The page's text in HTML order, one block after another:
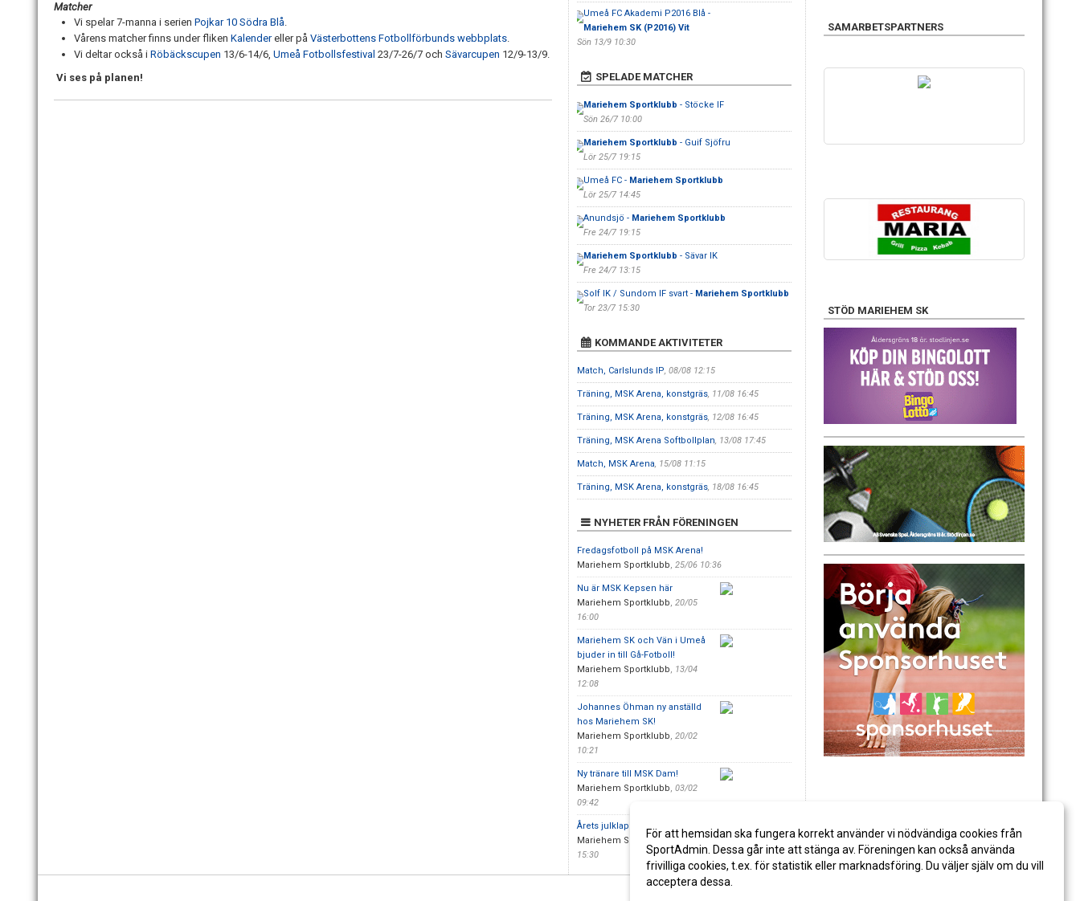
Matcher
Vi spelar 7-manna i serien Pojkar 10 Södra Blå.
Vårens matcher finns under fliken Kalendereller på Västerbottens Fotbollförbunds webbplats.
Vi deltar också i Röbäckscupen 13/6-14/6, Umeå Fotbollsfestival 23/7-26/7 och Sävarcupen 12/9-13/9.
Vi ses på planen!
Umeå FC Akademi P2016 Blå -
Mariehem SK (P2016) Vit
Sön 13/9 10:30
SPELADE MATCHER
Mariehem Sportklubb - Stöcke IF
Sön 26/7 10:00
Mariehem Sportklubb - Guif Sjöfru
Lör 25/7 19:15
Umeå FC - Mariehem Sportklubb
Lör 25/7 14:45
Anundsjö - Mariehem Sportklubb
Fre 24/7 19:15
Mariehem Sportklubb - Sävar IK
Fre 24/7 13:15
Solf IK / Sundom IF svart - Mariehem Sportklubb
Tor 23/7 15:30
KOMMANDE AKTIVITETER
Match, Carlslunds IP, 08/08 12:15
Träning, MSK Arena, konstgräs, 11/08 16:45
Träning, MSK Arena, konstgräs, 12/08 16:45
Träning, MSK Arena Softbollplan, 13/08 17:45
Match, MSK Arena, 15/08 11:15
Träning, MSK Arena, konstgräs, 18/08 16:45
NYHETER FRÅN FÖRENINGEN
Fredagsfotboll på MSK Arena!
Mariehem Sportklubb, 25/06 10:36
Nu är MSK Kepsen här
Mariehem Sportklubb, 20/05
16:00
Mariehem SK och Vän i Umeå
bjuder in till Gå-Fotboll!
Mariehem Sportklubb, 13/04
12:08
Johannes Öhman ny anställd
hos Mariehem SK!
Mariehem Sportklubb, 20/02
10:21
Ny tränare till MSK Dam!
Mariehem Sportklubb, 03/02
09:42
Årets julklapp är här
Mariehem Sportklubb,20/11
15:30
SAMARBETSPARTNERS
STÖD MARIEHEM SK
För att hemsidan ska fungera korrekt använder vi nödvändiga cookies från
SportAdmin. Dessa går inte att stänga av. Föreningen kan också använda
frivilliga cookies, t.ex. för statistik eller marknadsföring. Du väljer själv om du vill
acceptera dessa.